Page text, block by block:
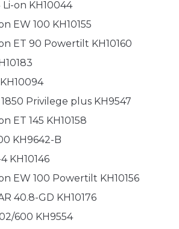
Li-on KH10044
EW 100 KH10155
ET 90 Powertilt KH10160
Privilege plus KH9547
ET 145 KH10158
KH9642-B
KH10146
EW 100 Powertilt KH10156
40.8-GD KH10176
600 KH9554